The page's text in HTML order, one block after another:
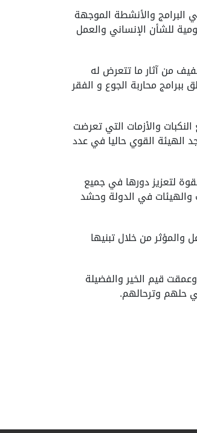
والأنشطة الموجهة
للشأن الإنساني والعمل
من آثار ما تتعرض له
محاربة الجوع و الفقر
والأزمات التي تعرضت
الهيئة القوي حاليا في عدد
لتعزيز دورها في جميع
والهيئات في الدولة وحشد
والمؤثر من خلال تبنيها
قيم الخير والفضيلة
حلهم وترحالهم.